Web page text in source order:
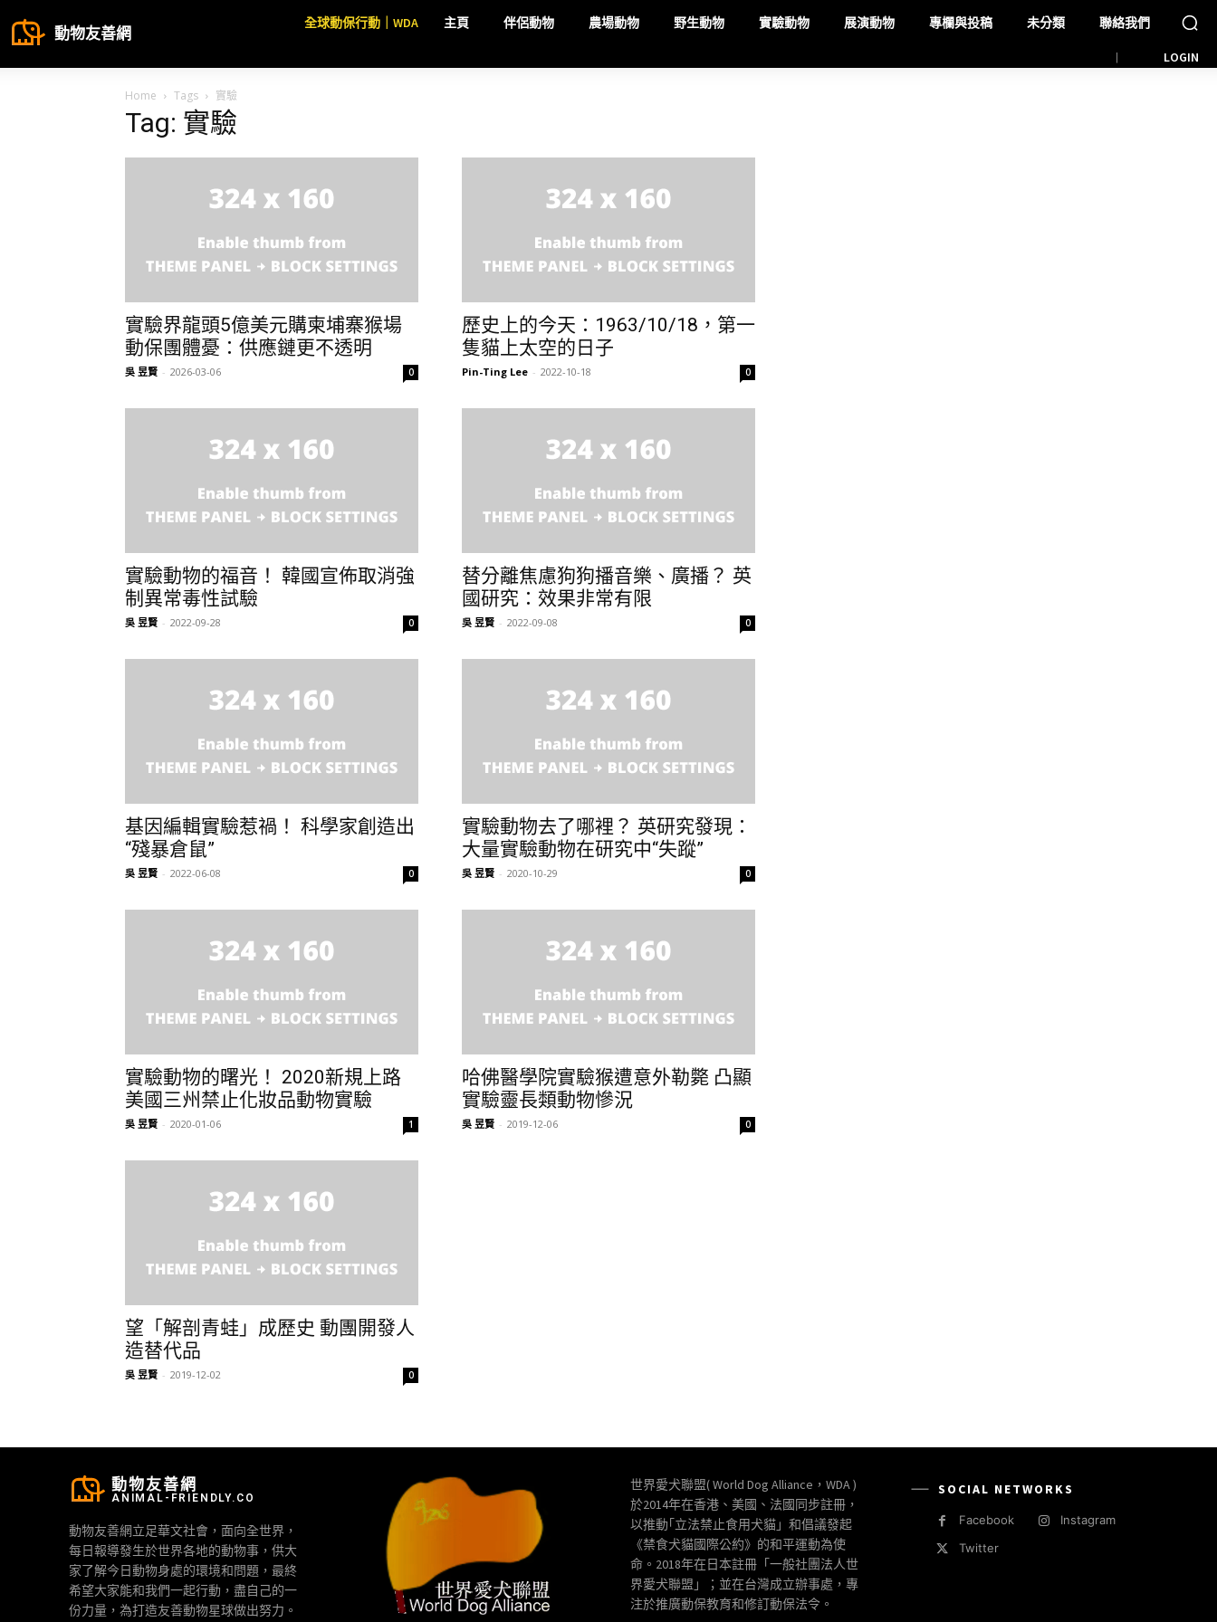
動物友善網
全球動保行動｜WDA 主頁 伴侶動物 農場動物 野生動物 實驗動物 展演動物 專欄與投稿 未分類 聯絡我們
LOGIN
Home Tags 實驗
Tag: 實驗
實驗界龍頭5億美元購柬埔寨猴場
動保團體憂：供應鏈更不透明
吳 昱賢 - 2026-03-06 0
歷史上的今天：1963/10/18，第一
隻貓上太空的日子
Pin-Ting Lee - 2022-10-18 0
實驗動物的福音！ 韓國宣佈取消強
制異常毒性試驗
吳 昱賢 - 2022-09-28 0
替分離焦慮狗狗播音樂、廣播？ 英
國研究：效果非常有限
吳 昱賢 - 2022-09-08 0
基因編輯實驗惹禍！ 科學家創造出
“殘暴倉鼠”
吳 昱賢 - 2022-06-08 0
實驗動物去了哪裡？ 英研究發現：
大量實驗動物在研究中“失蹤”
吳 昱賢 - 2020-10-29 0
實驗動物的曙光！ 2020新規上路
美國三州禁止化妝品動物實驗
吳 昱賢 - 2020-01-06 1
哈佛醫學院實驗猴遭意外勒斃 凸顯
實驗靈長類動物慘況
吳 昱賢 - 2019-12-06 0
望「解剖青蛙」成歷史 動團開發人
造替代品
吳 昱賢 - 2019-12-02 0
動物友善網
ANIMAL-FRIENDLY.CO
動物友善網立足華文社會，面向全世界，
每日報導發生於世界各地的動物事，供大
家了解今日動物身處的環境和問題，最終
希望大家能和我們一起行動，盡自己的一
份力量，為打造友善動物星球做出努力。
世界愛犬聯盟( World Dog Alliance，WDA )
於2014年在香港、美國、法國同步註冊，
以推動｢立法禁止食用犬貓」和倡議發起
《禁食犬貓國際公約》的和平運動為使
命。2018年在日本註冊「一般社團法人世
界愛犬聯盟」；並在台灣成立辦事處，專
注於推廣動保教育和修訂動保法令。
SOCIAL NETWORKS
Facebook
Instagram
Twitter